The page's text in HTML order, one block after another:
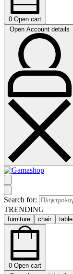
0 Open cart
Open Account details
Search for:
TRENDING
furniture chair table
0 Open cart